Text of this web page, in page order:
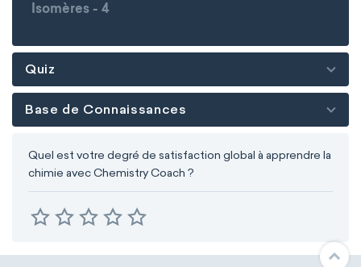
Isomères - 4
Quiz
Base de Connaissances
Quel est votre degré de satisfaction global à apprendre la
chimie avec Chemistry Coach ?